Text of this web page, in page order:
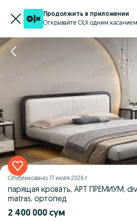
Продолжить в приложении
Открывайте OLX одним касанием
Опубликовано 17 июля 2026 г.
парящая кровать, АРТ ПРЕМИУМ,
matras, ортопед
2 400 000 сум